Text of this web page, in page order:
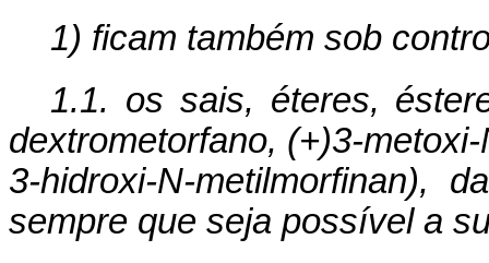
1) ficam também sob
1.1. os sais, éteres,
dextrometorfano, (+)3-
3-hidroxi-N-metilmorfinan),
sempre que seja possível a